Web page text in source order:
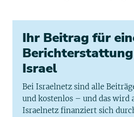
Ihr Beitrag für
Israel
Bei Israelnetz sind alle
und kostenlos – und das wird
Israelnetz finanziert sich